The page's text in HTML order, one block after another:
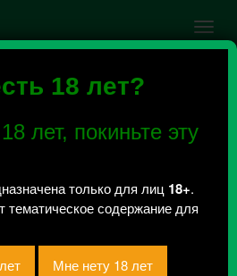
18 лет?
лет, покиньте эту
только для лиц 18+.
тематическое содержание для
на сервисе
вирт
за сегодня 0 сообщений